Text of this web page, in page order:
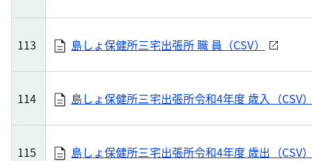
113 島しょ保健所三宅出張所 職 員（CSV）
114 島しょ保健所三宅出張所令和4年度 歳入（CSV
115 島しょ保健所三宅出張所令和4年度 歳出（CSV